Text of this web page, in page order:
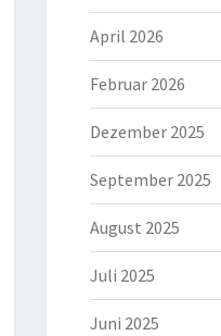
April 2026
Februar 2026
Dezember 2025
September 2025
August 2025
Juli 2025
Juni 2025